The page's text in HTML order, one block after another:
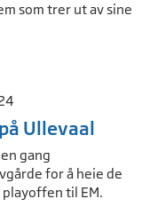
som trer ut av sine
Ullevaal
gang
for å heie de
til EM.